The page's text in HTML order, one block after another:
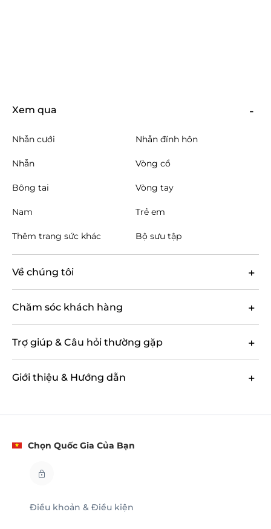
Xem qua
Nhẫn cưới Nhẫn đính hôn
Nhẫn Vòng cổ
Bông tai Vòng tay
Nam Trẻ em
Thêm trang sức khác Bộ sưu tập
Về chúng tôi
Chăm sóc khách hàng
Trợ giúp & Câu hỏi thường gặp
Giới thiệu & Hướng dẫn
Chọn Quốc Gia Của Bạn
Điều khoản & Điều kiện